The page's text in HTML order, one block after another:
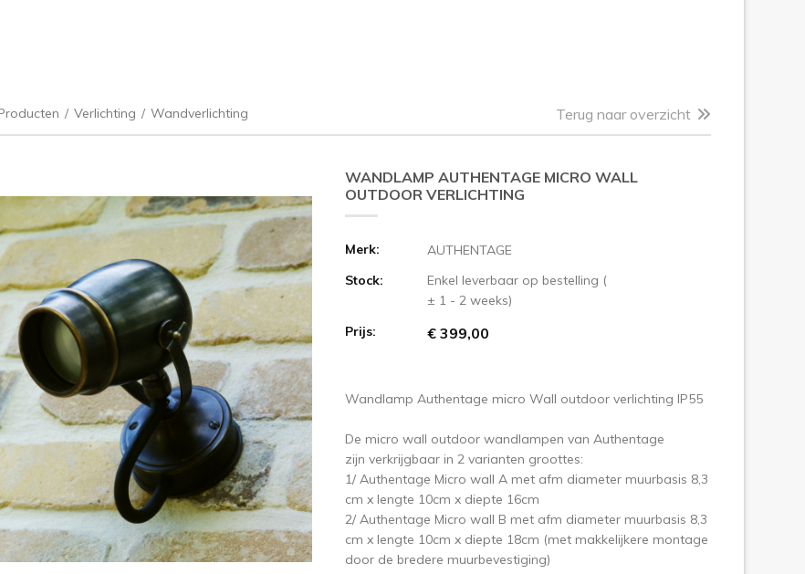
/ Verlichting / Wandverlichting Terug naar overzicht
Volgende
WANDLAMP AUTHENTAGE MICRO WALL
OUTDOOR VERLICHTING
Merk:
AUTHENTAGE
Stock:
Enkel leverbaar op bestelling (
± 1 - 2 weeks)
Prijs:
€ 399,00
Wandlamp Authentage micro Wall outdoor verlichting IP55
De micro wall outdoor wandlampen van Authentage
zijn verkrijgbaar in 2 varianten groottes:
1/ Authentage Micro wall A met afm diameter muurbasis 8,3
cm x lengte 10cm x diepte 16cm
2/ Authentage Micro wall B met afm diameter muurbasis 8,3
cm x lengte 10cm x diepte 18cm (met makkelijkere montage
door de bredere muurbevestiging)